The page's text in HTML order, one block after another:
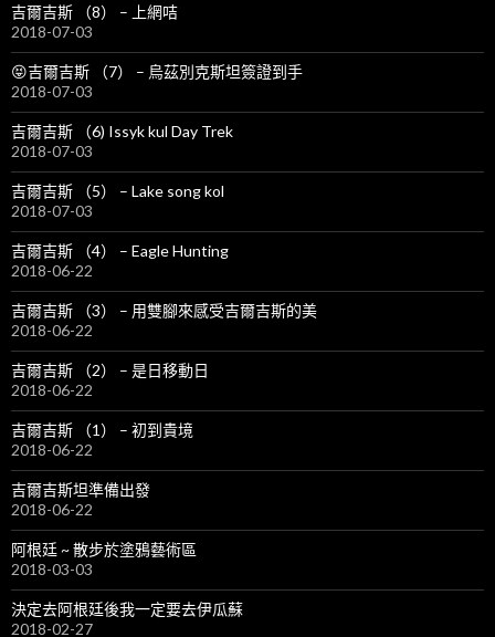
吉爾吉斯 （8） – 上網咭
2018-07-03
😝吉爾吉斯 （7） – 烏茲別克斯坦簽證到手
2018-07-03
吉爾吉斯 （6) Issyk kul Day Trek
2018-07-03
吉爾吉斯 （5） – Lake song kol
2018-07-03
吉爾吉斯 （4） – Eagle Hunting
2018-06-22
吉爾吉斯 （3） – 用雙腳來感受吉爾吉斯的美
2018-06-22
吉爾吉斯 （2） – 是日移動日
2018-06-22
吉爾吉斯 （1） – 初到貴境
2018-06-22
吉爾吉斯坦準備出發
2018-06-22
阿根廷 ~ 散步於塗鴉藝術區
2018-03-03
決定去阿根廷後我一定要去伊瓜蘇
2018-02-27